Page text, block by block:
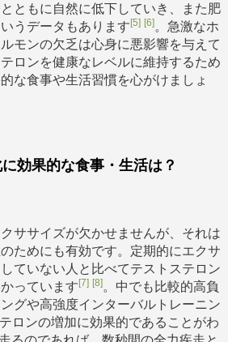
ともに自然に低下していき、また肥
うデータもあります[5] [6]。急激なホ
モンの欠乏は心身に悪影響を与えて
ロンを健康なレベルに維持するため
な食事や生活習慣を心がけましょ
効果的な食事・生活は？
ササイズが欠かせませんが、それは
ためにも有効です。定期的にエクサ
ていない人と比べてテストステロン
っています[7] [8]。中でも比較的高負
グや高強度インターバルトレーニン
ロンの増加に効果的であることがわ